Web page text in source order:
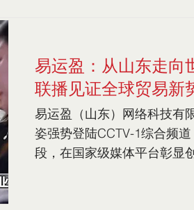
易运盈：从山东走向
联播见证全球贸易新
易运盈（山东）网络科技有
姿强势登陆CCTV-1综合频
段，在国家级媒体平台彰显